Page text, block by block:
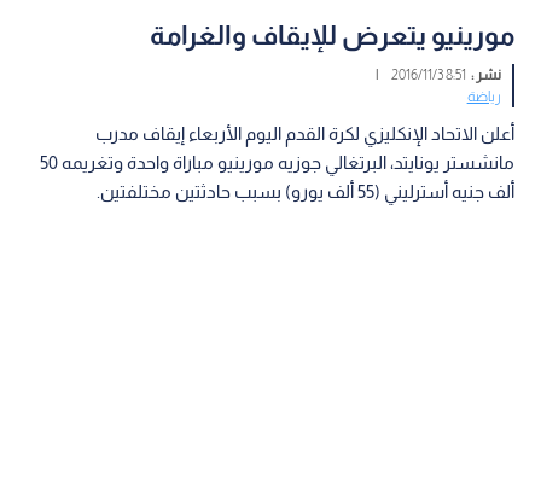
مورينيو يتعرض للإيقاف والغرامة
نشر : 8:51 2016/11/3
|
رياضة
أعلن الاتحاد الإنكليزي لكرة القدم اليوم الأربعاء إيقاف مدرب
مانشستر يونايتد، البرتغالي جوزيه مورينيو مباراة واحدة وتغريمه 50
ألف جنيه أسترليني (55 ألف يورو) بسبب حادثتين مختلفتين.